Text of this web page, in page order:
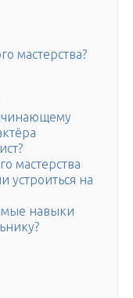
мастерства?
мастерства
устроиться на
навыки